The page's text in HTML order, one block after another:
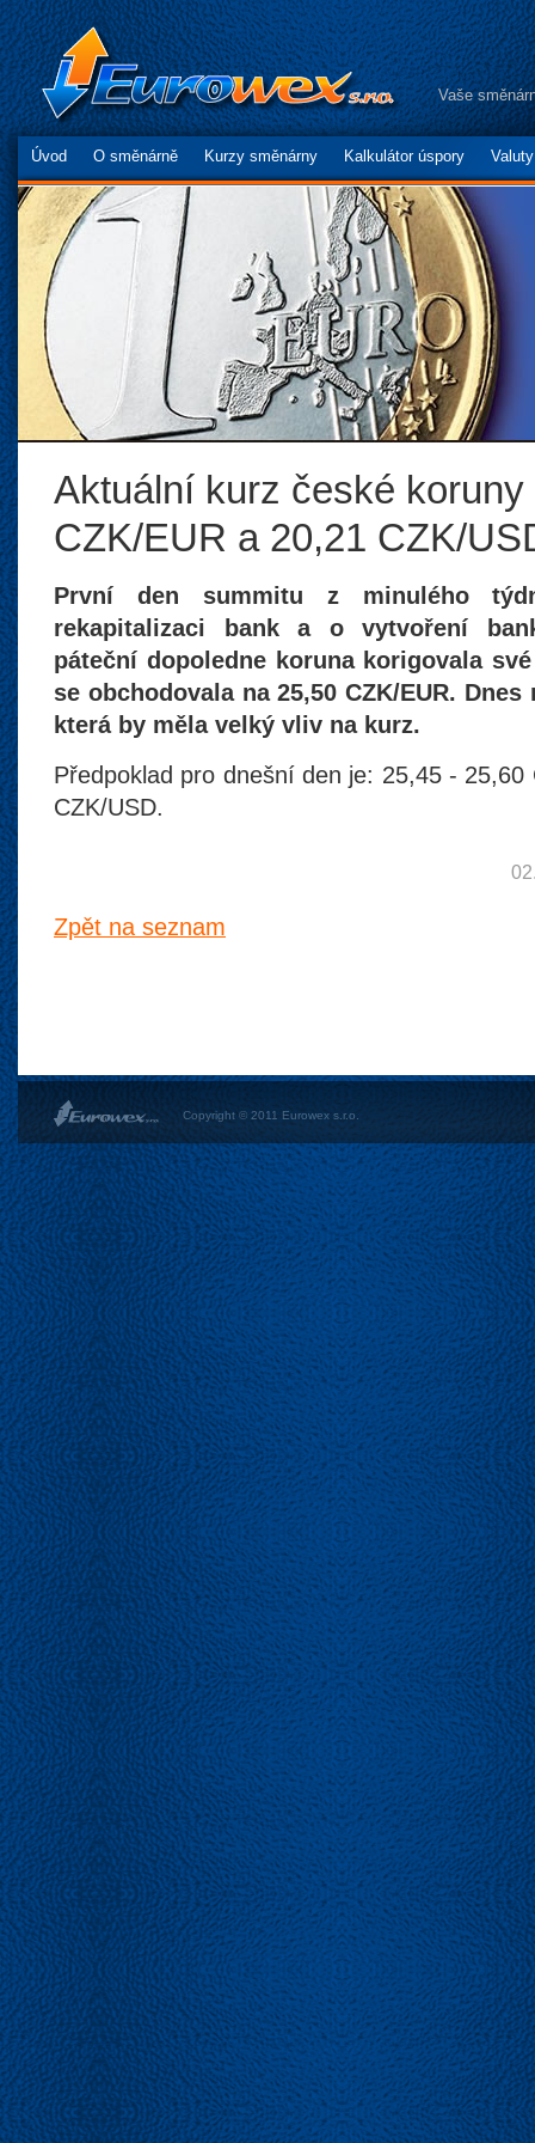
Vaše
Úvod O směnárně Kurzy směnárny Kalkulátor úspory
Aktuální kurz české koruny
CZK/EUR a 20,21 CZK/
První den summitu z minulého
rekapitalizaci bank a o vytvoření
páteční dopoledne koruna korigovala
se obchodovala na 25,50 CZK/EUR.
která by měla velký vliv na kurz.
Předpoklad pro dnešní den je: 25,45 -
CZK/USD.
Zpět na seznam
Copyright © 2011 Eurowex s.r.o.